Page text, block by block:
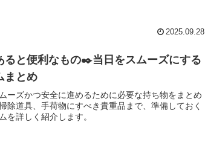
2025.09.28
ると便利なもの✒️当日をスムーズにする
まとめ
ーズかつ安全に進めるために必要な持ち物をまとめ
除道具、手荷物にすべき貴重品まで、準備しておく
を詳しく紹介します。